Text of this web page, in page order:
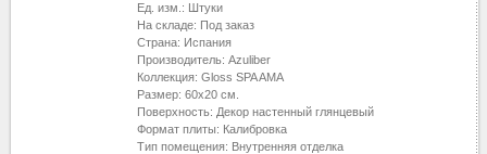
Ед. изм.: Штуки
На складе: Под заказ
Страна: Испания
Производитель: Azuliber
Коллекция: Gloss SPA AMA
Размер: 60x20 см.
Поверхность: Декор настенный глянцевый
Формат плиты: Калибровка
Тип помещения: Внутренняя отделка